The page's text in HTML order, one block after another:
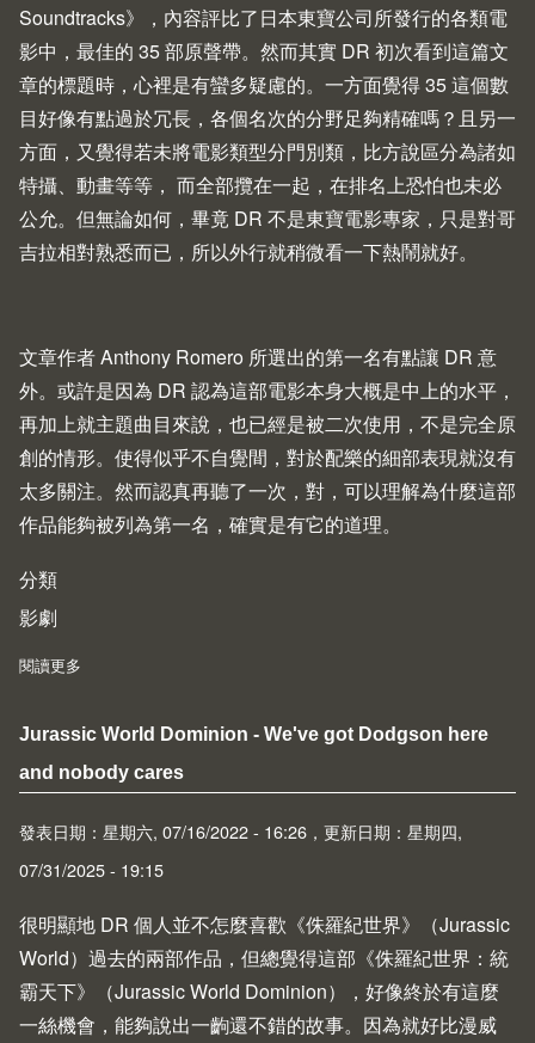
Soundtracks》，內容評比了日本東寶公司所發行的各類電
影中，最佳的 35 部原聲帶。然而其實 DR 初次看到這篇文
章的標題時，心裡是有蠻多疑慮的。一方面覺得 35 這個數
目好像有點過於冗長，各個名次的分野足夠精確嗎？且另一
方面，又覺得若未將電影類型分門別類，比方說區分為諸如
特攝、動畫等等， 而全部攬在一起，在排名上恐怕也未必
公允。但無論如何，畢竟 DR 不是東寶電影專家，只是對哥
吉拉相對熟悉而已，所以外行就稍微看一下熱鬧就好。
文章作者 Anthony Romero 所選出的第一名有點讓 DR 意
外。或許是因為 DR 認為這部電影本身大概是中上的水平，
再加上就主題曲目來說，也已經是被二次使用，不是完全原
創的情形。使得似乎不自覺間，對於配樂的細部表現就沒有
太多關注。然而認真再聽了一次，對，可以理解為什麼這部
作品能夠被列為第一名，確實是有它的道理。
分類
影劇
閱讀更多
Jurassic World Dominion - We've got Dodgson here
and nobody cares
發表日期：星期六, 07/16/2022 - 16:26，更新日期：星期四,
07/31/2025 - 19:15
很明顯地 DR 個人並不怎麼喜歡《侏羅紀世界》（Jurassic
World）過去的兩部作品，但總覺得這部《侏羅紀世界：統
霸天下》（Jurassic World Dominion），好像終於有這麼
一絲機會，能夠說出一齣還不錯的故事。因為就好比漫威